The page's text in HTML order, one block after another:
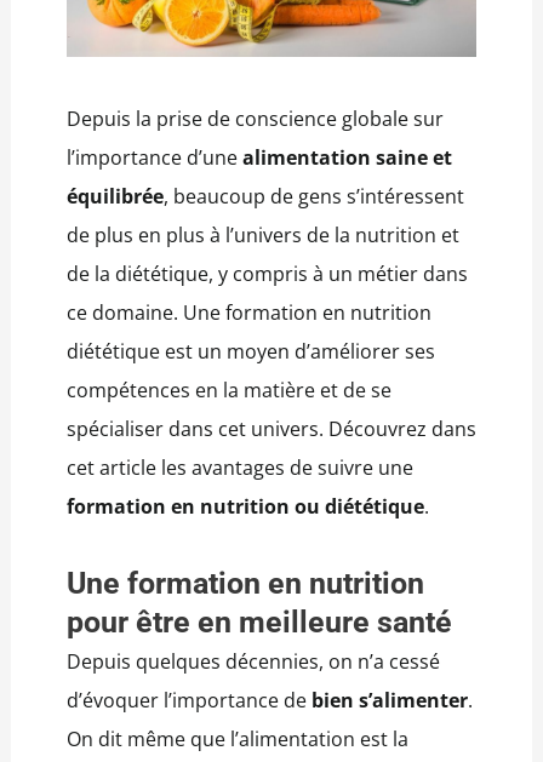
Depuis la prise de conscience globale sur
l’importance d’unealimentation saine et
équilibrée, beaucoup de gens s’intéressent
de plus en plus à l’univers de la nutrition et
de la diététique, y compris à un métier dans
ce domaine. Une formation en nutrition
diététique est un moyen d’améliorer ses
compétences en la matière et de se
spécialiser dans cet univers. Découvrez dans
cet article les avantages de suivre une
formation en nutrition ou diététique.
Une formation en nutrition
pour être en meilleure santé
Depuis quelques décennies, on n’a cessé
d’évoquer l’importance de bien s’alimenter.
On dit même que l’alimentation est la